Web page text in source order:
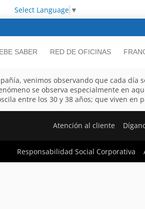
Select Language ▼
SABER RED DE OFICINAS
venimos observando que cada día
se observa especialmente en
entre los 30 y 38 años; que viven en
Atención al cliente
Responsabilidad Social Corporativa